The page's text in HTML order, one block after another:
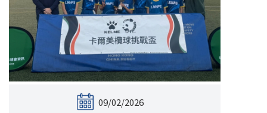
09/02/2026